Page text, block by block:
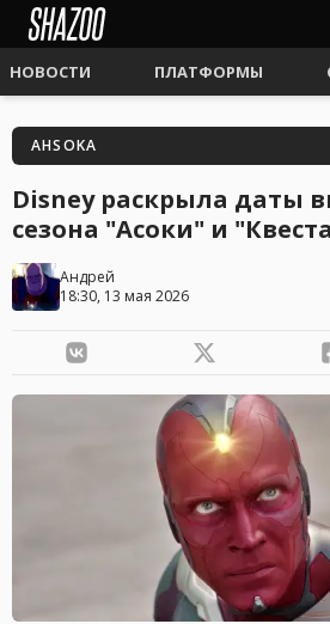
НОВОСТИ ПЛАТФОРМЫ
AHSOKA
Disney раскрыла даты
сезона "Асоки" и
Андрей
18:30, 13 мая 2026